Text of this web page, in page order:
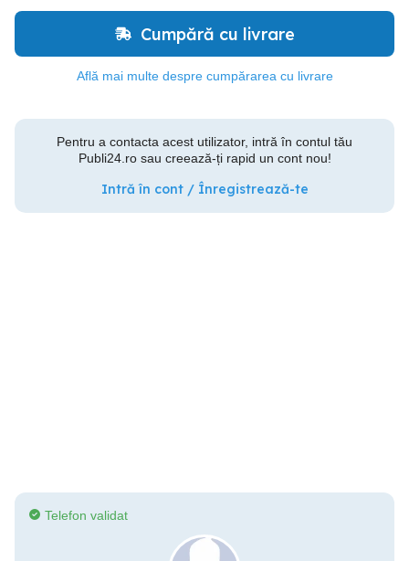
Cumpără cu livrare
Află mai multe despre cumpărarea cu livrare
Pentru a contacta acest utilizator, intră în contul tău
Publi24.ro sau creează-ți rapid un cont nou!
Intră în cont / Înregistrează-te
Telefon validat